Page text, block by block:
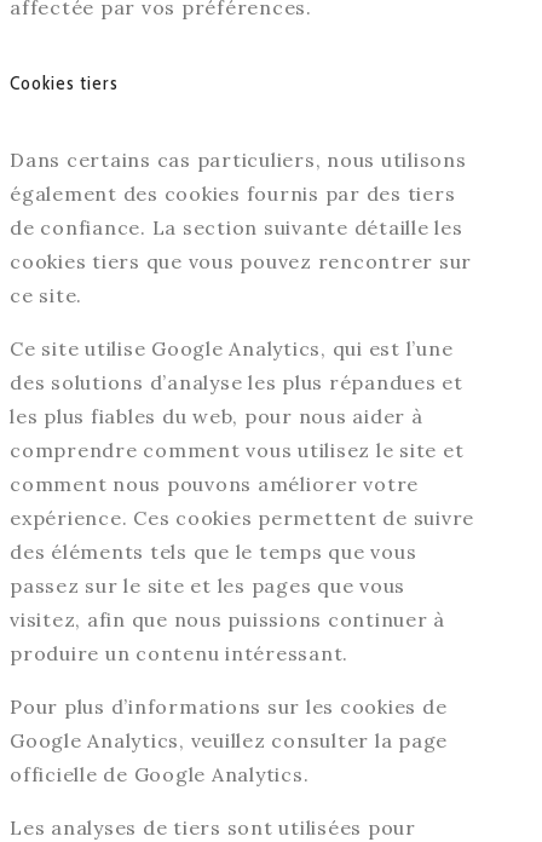
affectée par vos préférences.
Cookies tiers
Dans certains cas particuliers, nous utilisons
également des cookies fournis par des tiers
de confiance. La section suivante détaille les
cookies tiers que vous pouvez rencontrer sur
ce site.
Ce site utilise Google Analytics, qui est l’une
des solutions d’analyse les plus répandues et
les plus fiables du web, pour nous aider à
comprendre comment vous utilisez le site et
comment nous pouvons améliorer votre
expérience. Ces cookies permettent de suivre
des éléments tels que le temps que vous
passez sur le site et les pages que vous
visitez, afin que nous puissions continuer à
produire un contenu intéressant.
Pour plus d’informations sur les cookies de
Google Analytics, veuillez consulter la page
officielle de Google Analytics.
Les analyses de tiers sont utilisées pour